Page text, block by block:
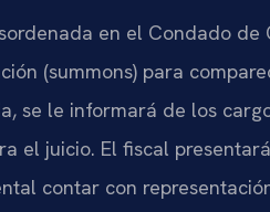
en el Condado de
(summons) para
se le informará de los
el juicio. El fiscal
contar con